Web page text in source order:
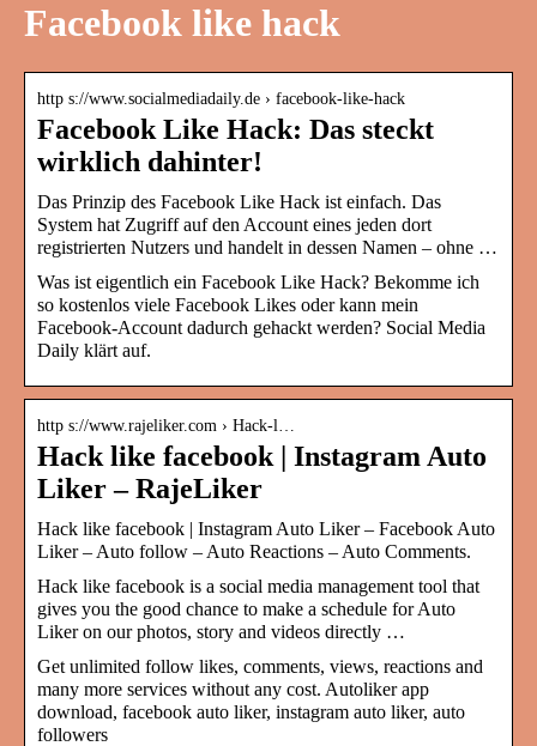
Facebook like hack
http s://www.socialmediadaily.de › facebook-like-hack
Facebook Like Hack: Das steckt
wirklich dahinter!
Das Prinzip des Facebook Like Hack ist einfach. Das
System hat Zugriff auf den Account eines jeden dort
registrierten Nutzers und handelt in dessen Namen – ohne …
Was ist eigentlich ein Facebook Like Hack? Bekomme ich
so kostenlos viele Facebook Likes oder kann mein
Facebook-Account dadurch gehackt werden? Social Media
Daily klärt auf.
http s://www.rajeliker.com › Hack-l…
Hack like facebook | Instagram Auto
Liker – RajeLiker
Hack like facebook | Instagram Auto Liker – Facebook Auto
Liker – Auto follow – Auto Reactions – Auto Comments.
Hack like facebook is a social media management tool that
gives you the good chance to make a schedule for Auto
Liker on our photos, story and videos directly …
Get unlimited follow likes, comments, views, reactions and
many more services without any cost. Autoliker app
download, facebook auto liker, instagram auto liker, auto
followers